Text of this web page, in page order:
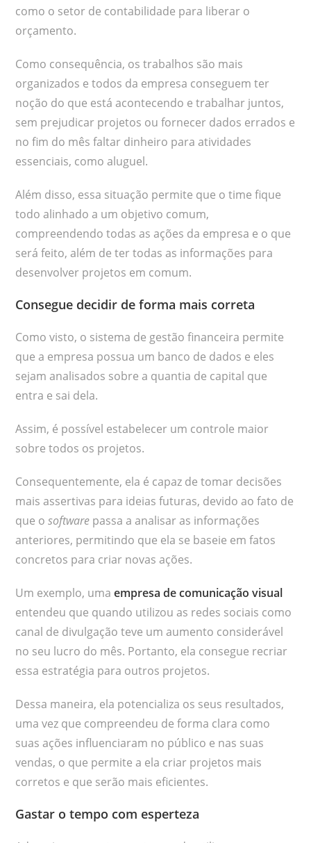
como o setor de contabilidade para liberar o
orçamento.
Como consequência, os trabalhos são mais
organizados e todos da empresa conseguem ter
noção do que está acontecendo e trabalhar juntos,
sem prejudicar projetos ou fornecer dados errados e
no fim do mês faltar dinheiro para atividades
essenciais, como aluguel.
Além disso, essa situação permite que o time fique
todo alinhado a um objetivo comum,
compreendendo todas as ações da empresa e o que
será feito, além de ter todas as informações para
desenvolver projetos em comum.
Consegue decidir de forma mais correta
Como visto, o sistema de gestão financeira permite
que a empresa possua um banco de dados e eles
sejam analisados sobre a quantia de capital que
entra e sai dela.
Assim, é possível estabelecer um controle maior
sobre todos os projetos.
Consequentemente, ela é capaz de tomar decisões
mais assertivas para ideias futuras, devido ao fato de
que osoftware passa a analisar as informações
anteriores, permitindo que ela se baseie em fatos
concretos para criar novas ações.
Um exemplo, umaempresa de comunicação visual
entendeu que quando utilizou as redes sociais como
canal de divulgação teve um aumento considerável
no seu lucro do mês. Portanto, ela consegue recriar
essa estratégia para outros projetos.
Dessa maneira, ela potencializa os seus resultados,
uma vez que compreendeu de forma clara como
suas ações influenciaram no público e nas suas
vendas, o que permite a ela criar projetos mais
corretos e que serão mais eficientes.
Gastar o tempo com esperteza